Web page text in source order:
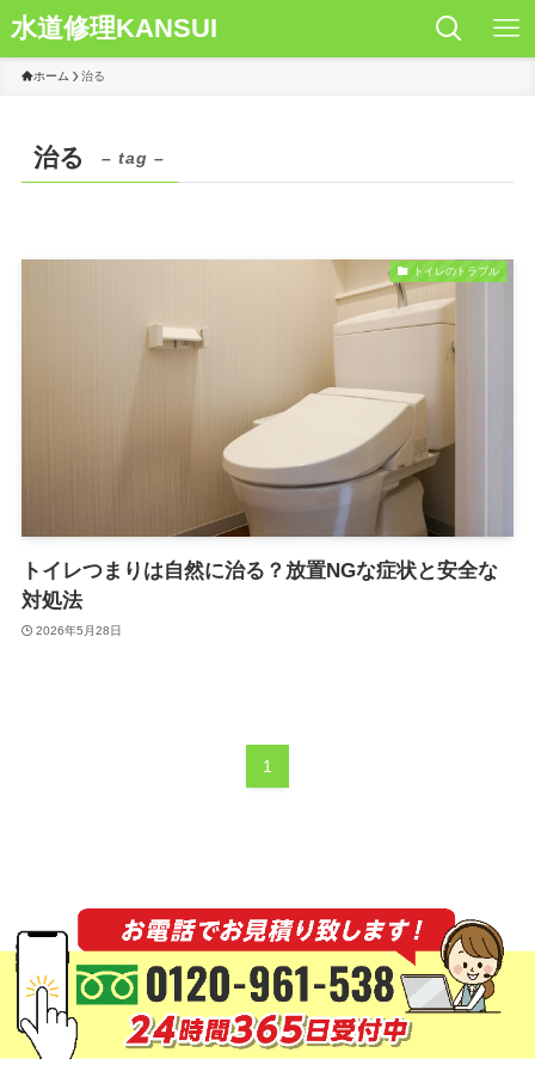
水道修理KANSUI
ホーム 治る
治る – tag –
トイレのトラブル
トイレつまりは自然に治る？放置NGな症状と安全な
対処法
2026年5月28日
1
©水道修理KANSUI